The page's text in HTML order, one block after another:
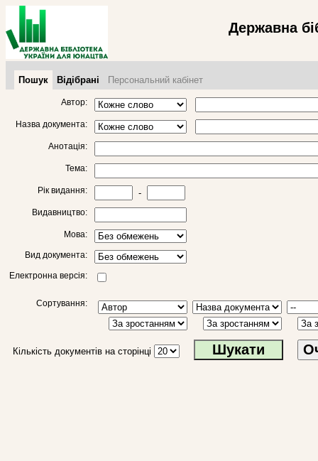
Державна
Пошук Відібрані Персональний кабінет
Автор:
Назва документа:
Анотація:
Тема:
Рік видання: -
Видавництво:
Мова:
Вид документа:
Електронна версія:
Сортування:
Кількість документів на сторінці